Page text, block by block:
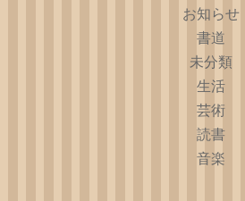
お知らせ
書道
未分類
生活
芸術
読書
音楽